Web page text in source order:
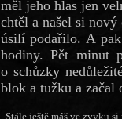
měl jeho hlas jen
chtěl a našel si
úsilí podařilo. A
hodiny. Pět minut
o schůzky
blok a tužku a začal
„Stále ještě máš ve zvyku